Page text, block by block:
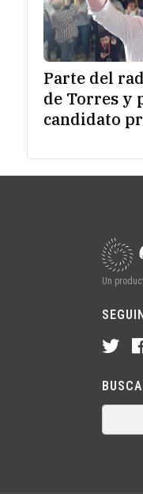
Parte del
de Torres y
candidato
Un